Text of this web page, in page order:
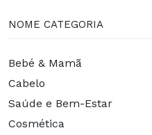
NOME CATEGORIA
Bebé & Mamã
Cabelo
Saúde e Bem-Estar
Cosmética